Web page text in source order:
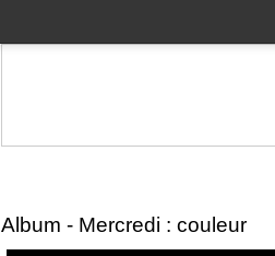
Album - Mercredi : couleur